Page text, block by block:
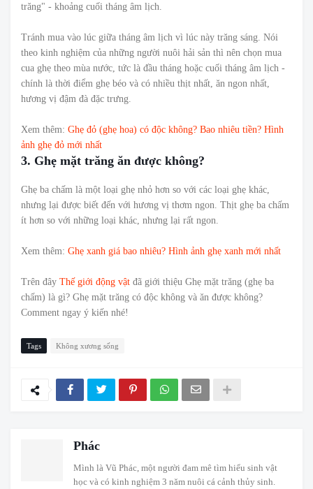
trăng" - khoảng cuối tháng âm lịch.
Tránh mua vào lúc giữa tháng âm lịch vì lúc này trăng sáng. Nói
theo kinh nghiệm của những người nuôi hải sản thì nên chọn mua
cua ghẹ theo mùa nước, tức là đầu tháng hoặc cuối tháng âm lịch -
chính là thời điểm ghẹ béo và có nhiều thịt nhất, ăn ngon nhất,
hương vị đậm đà đặc trưng.
Xem thêm: Ghẹ đỏ (ghẹ hoa) có độc không? Bao nhiêu tiền? Hình
ảnh ghẹ đỏ mới nhất
3. Ghẹ mặt trăng ăn được không?
Ghẹ ba chấm là một loại ghẹ nhỏ hơn so với các loại ghẹ khác,
nhưng lại được biết đến với hương vị thơm ngon. Thịt ghẹ ba chấm
ít hơn so với những loại khác, nhưng lại rất ngon.
Xem thêm: Ghẹ xanh giá bao nhiêu? Hình ảnh ghẹ xanh mới nhất
Trên đây Thế giới động vật đã giới thiệu Ghẹ mặt trăng (ghẹ ba
chấm) là gì? Ghẹ mặt trăng có độc không và ăn được không?
Comment ngay ý kiến nhé!
Tags Không xương sống
Phác
Mình là Vũ Phác, một người đam mê tìm hiểu sinh vật
học và có kinh nghiệm 3 năm nuôi cá cảnh thủy sinh.